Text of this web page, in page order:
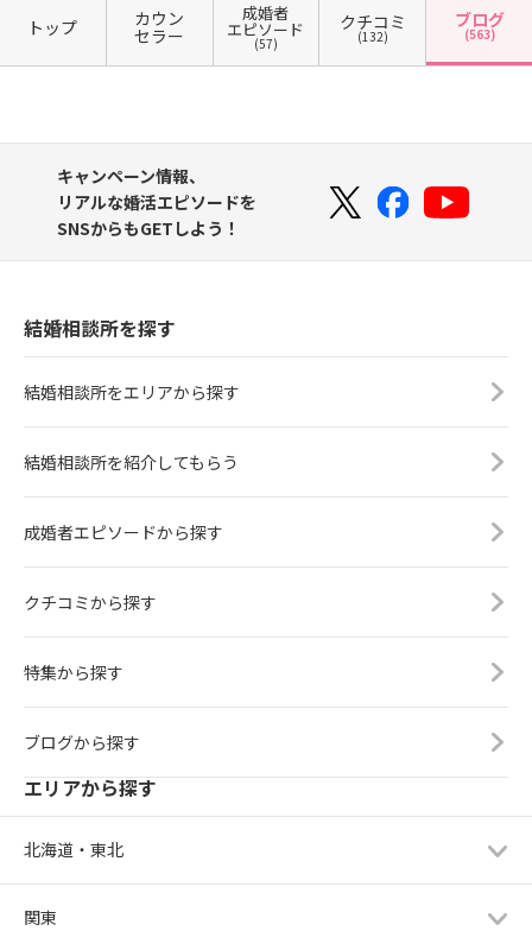
トップ カウン
セラー
成婚者
エピソード
(57)
クチコミ
(132)
ブログ
(563)
キャンペーン情報、
リアルな婚活エピソードを
SNSからもGETしよう！
結婚相談所を探す
結婚相談所をエリアから探す
結婚相談所を紹介してもらう
成婚者エピソードから探す
クチコミから探す
特集から探す
ブログから探す
エリアから探す
北海道・東北
関東